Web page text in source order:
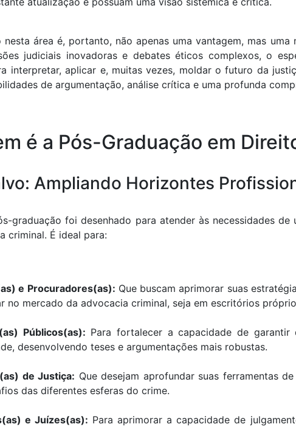
nesta área é, portanto, não apenas uma vantagem, mas
judiciais inovadoras e debates éticos complexos, o
interpretar, aplicar e, muitas vezes, moldar o futuro da
de argumentação, análise crítica e uma profunda
é a Pós-Graduação em
Ampliando Horizontes
graduação foi desenhado para atender às necessidades
criminal. É ideal para:
e Procuradores(as): Que buscam aprimorar suas
no mercado da advocacia criminal, seja em escritórios
Públicos(as): Para fortalecer a capacidade de
desenvolvendo teses e argumentações mais robustas.
de Justiça: Que desejam aprofundar suas ferramentas
das diferentes esferas do crime.
e Juízes(as): Para aprimorar a capacidade de